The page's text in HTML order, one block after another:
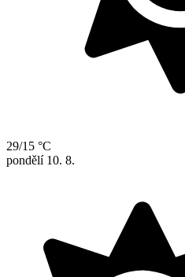
29/15 °C
pondělí 10. 8.